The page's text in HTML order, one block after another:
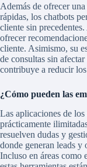
Además de ofrecer
rápidas, los chatbots
cliente sin
ofrecer
cliente. Asimismo, su
de consultas sin
contribuye a reducir
¿Cómo pueden las
Las aplicaciones de
prácticamente
resuelven dudas y
donde generan leads y
Incluso en áreas como